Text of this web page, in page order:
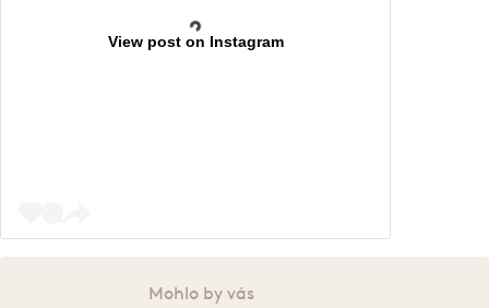
View post on Instagram
Mohlo by vás